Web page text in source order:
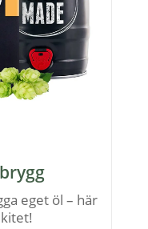
eget öl – här